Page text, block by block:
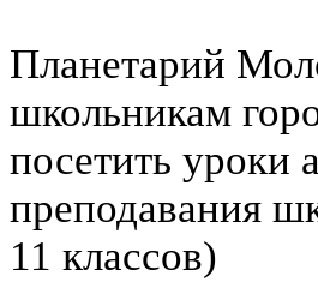
Планетарий
школьникам
посетить уроки
преподавания
11 классов)